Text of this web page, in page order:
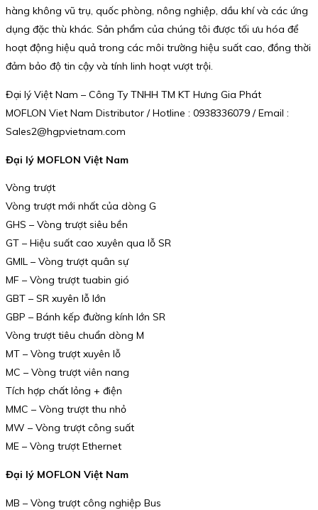
hàng không vũ trụ, quốc phòng, nông nghiệp, dầu khí và các ứng
dụng đặc thù khác. Sản phẩm của chúng tôi được tối ưu hóa để
hoạt động hiệu quả trong các môi trường hiệu suất cao, đồng thời
đảm bảo độ tin cậy và tính linh hoạt vượt trội.
Đại lý Việt Nam – Công Ty TNHH TM KT Hưng Gia Phát
MOFLON Viet Nam Distributor / Hotline : 0938336079 / Email :
Sales2@hgpvietnam.com
Đại lý MOFLON Việt Nam
Vòng trượt
Vòng trượt mới nhất của dòng G
GHS – Vòng trượt siêu bền
GT – Hiệu suất cao xuyên qua lỗ SR
GMIL – Vòng trượt quân sự
MF – Vòng trượt tuabin gió
GBT – SR xuyên lỗ lớn
GBP – Bánh kếp đường kính lớn SR
Vòng trượt tiêu chuẩn dòng M
MT – Vòng trượt xuyên lỗ
MC – Vòng trượt viên nang
Tích hợp chất lỏng + điện
MMC – Vòng trượt thu nhỏ
MW – Vòng trượt công suất
ME – Vòng trượt Ethernet
Đại lý MOFLON Việt Nam
MB – Vòng trượt công nghiệp Bus